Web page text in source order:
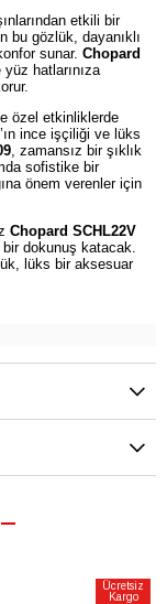
etkili bir
bu gözlük, dayanıklı
sunar. Chopard
yüz hatlarınıza
özel etkinliklerde
ince işçiliği ve lüks
, zamansız bir şıklık
sofistike bir
önem verenler için
Chopard SCHL22V
dokunuş katacak.
lüks bir aksesuar
Ücretsiz
Kargo